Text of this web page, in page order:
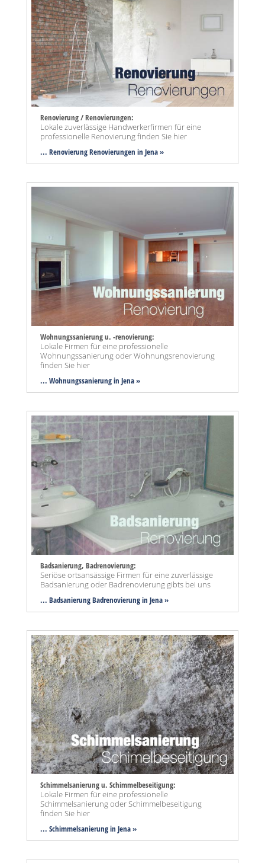
Renovierung / Renovierungen:
Lokale zuverlässige Handwerkerfirmen für eine
professionelle Renovierung finden Sie hier
... Renovierung Renovierungen in Jena »
Wohnungssanierung u. -renovierung:
Lokale Firmen für eine professionelle
Wohnungssanierung oder Wohnungsrenovierung
finden Sie hier
... Wohnungssanierung in Jena »
Badsanierung, Badrenovierung:
Seriöse ortsansässige Firmen für eine zuverlässige
Badsanierung oder Badrenovierung gibts bei uns
... Badsanierung Badrenovierung in Jena »
Schimmelsanierung u. Schimmelbeseitigung:
Lokale Firmen für eine professionelle
Schimmelsanierung oder Schimmelbeseitigung
finden Sie hier
... Schimmelsanierung in Jena »